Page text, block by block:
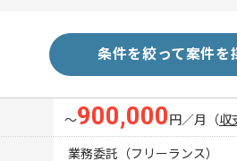
条件を絞って案件を
〜900,000 円／月 （収
業務委託（フリーランス）